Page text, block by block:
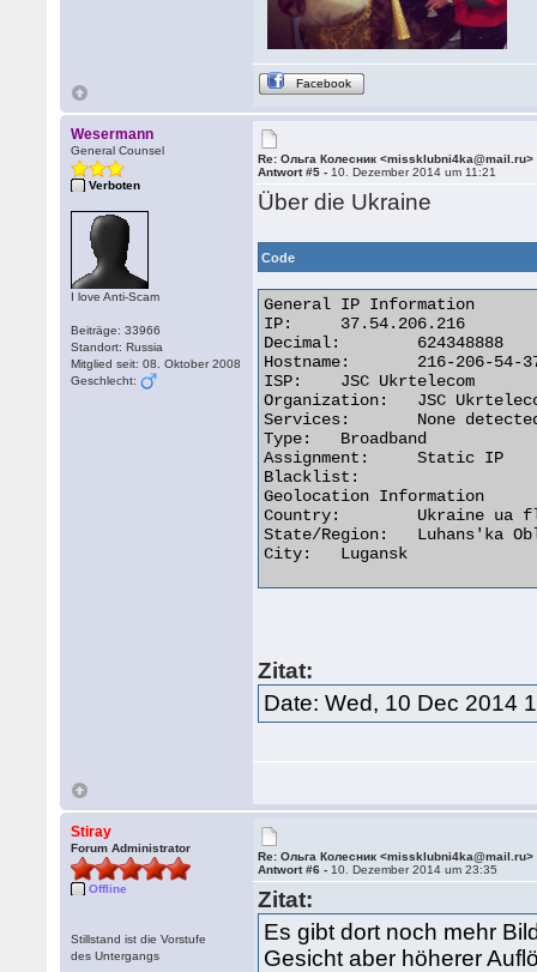
Facebook
Wesermann
General Counsel
Verboten
I love Anti-Scam
Beiträge: 33966
Standort: Russia
Mitglied seit: 08. Oktober 2008
Geschlecht:
Re: Ольга Колесник <missklubni4ka@mail.ru>
Antwort #5 - 10. Dezember 2014 um 11:21
Über die Ukraine
Code
General IP Information
IP:	37.54.206.216
Decimal:	624348888
Hostname:	216-206-54-37.pool.ukrtel.net
ISP:	JSC Ukrtelecom
Organization:	JSC Ukrtelecom
Services:	None detected
Type:	Broadband
Assignment:	Static IP
Blacklist:
Geolocation Information
Country:	Ukraine ua flag
State/Region:	Luhans'ka Oblast'
City:	Lugansk
Zitat:
Date: Wed, 10 Dec 2014
Stiray
Forum Administrator
Offline
Stillstand ist die Vorstufe
des Untergangs
Re: Ольга Колесник <missklubni4ka@mail.ru>
Antwort #6 - 10. Dezember 2014 um 23:35
Zitat:
Es gibt dort noch mehr
Gesicht aber höherer